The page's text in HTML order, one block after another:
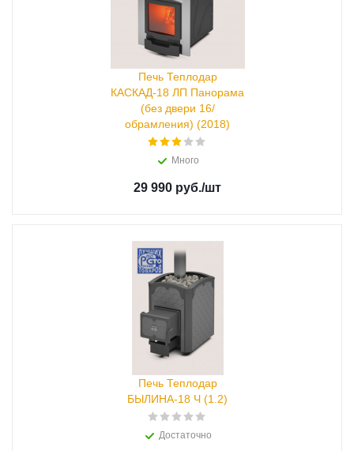
Печь Теплодар
КАСКАД-18 ЛП Панорама
(без двери 16/
обрамления) (2018)
Много
29 990 руб./шт
Печь Теплодар
БЫЛИНА-18 Ч (1.2)
Достаточно